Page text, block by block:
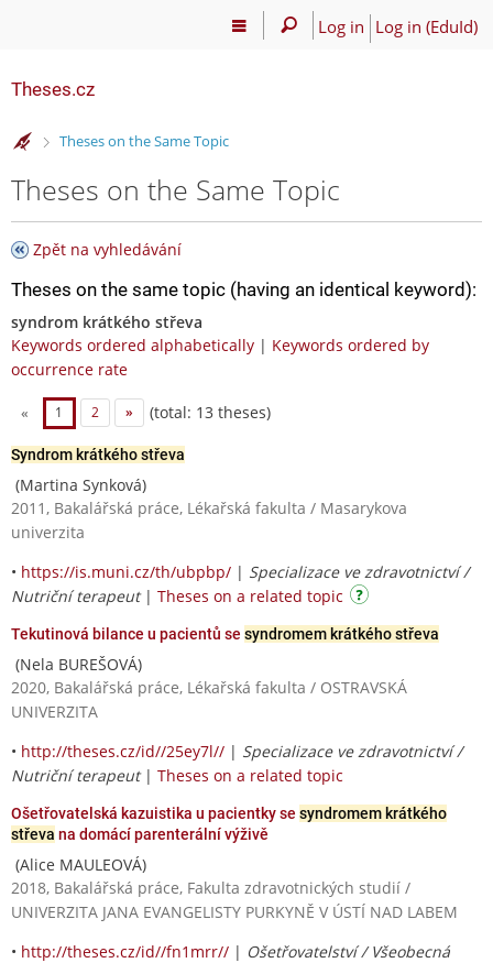
Log in Log in (EduId)
Theses.cz
>
Theses on the Same Topic
Theses on the Same Topic
Zpět na vyhledávání
Theses on the same topic (having an identical keyword):
syndrom krátkého střeva
Keywords ordered alphabetically | Keywords ordered by
occurrence rate
« 1 2 » (total: 13 theses)
Syndrom krátkého střeva
(Martina Synková)
2011, Bakalářská práce, Lékařská fakulta / Masarykova
univerzita
• https://is.muni.cz/th/ubpbp/ | Specializace ve zdravotnictví /
Nutriční terapeut| Theses on a related topic
Tekutinová bilance u pacientů se syndromem krátkého střeva
(Nela BUREŠOVÁ)
2020, Bakalářská práce, Lékařská fakulta / OSTRAVSKÁ
UNIVERZITA
• http://theses.cz/id//25ey7l// | Specializace ve zdravotnictví /
Nutriční terapeut| Theses on a related topic
Ošetřovatelská kazuistika u pacientky se syndromem krátkého
střeva na domácí parenterální výživě
(Alice MAULEOVÁ)
2018, Bakalářská práce, Fakulta zdravotnických studií /
UNIVERZITA JANA EVANGELISTY PURKYNĚ V ÚSTÍ NAD LABEM
• http://theses.cz/id//fn1mrr// | Ošetřovatelství / Všeobecná